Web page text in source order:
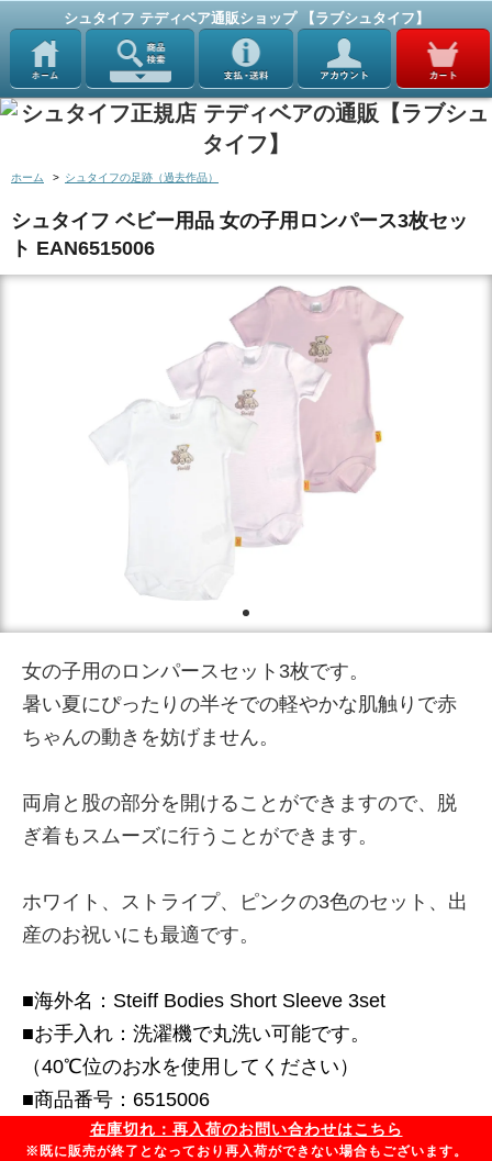
シュタイフ テディベア通販ショップ 【ラブシュタイフ】
ホーム > シュタイフの足跡（過去作品）
シュタイフ ベビー用品 女の子用ロンパース3枚セッ
ト EAN6515006
女の子用のロンパースセット3枚です。
暑い夏にぴったりの半そでの軽やかな肌触りで赤
ちゃんの動きを妨げません。
両肩と股の部分を開けることができますので、脱
ぎ着もスムーズに行うことができます。
ホワイト、ストライプ、ピンクの3色のセット、出
産のお祝いにも最適です。
■海外名：Steiff Bodies Short Sleeve 3set
■お手入れ：洗濯機で丸洗い可能です。
（40℃位のお水を使用してください）
■商品番号：6515006
在庫切れ：再入荷のお問い合わせはこちら
※既に販売が終了となっており再入荷ができない場合もございます。